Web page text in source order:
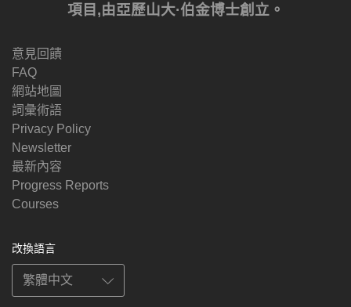
項目,由亞歷山大·伯金博士創立。
意見回饋
FAQ
網站地圖
詞彙術語
Privacy Policy
Newsletter
最新內容
Progress Reports
Courses
改換語言